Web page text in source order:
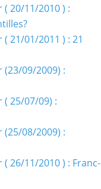
20/11/2010 ) :
21/01/2011 ) : 21
(23/09/2009) :
( 25/07/09) :
(25/08/2009) :
26/11/2010 ) : Franc-